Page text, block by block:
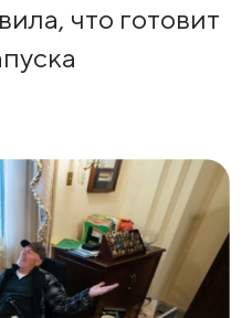
что готовит